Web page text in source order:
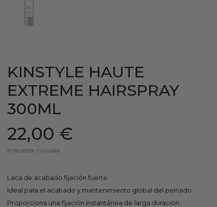
KINSTYLE HAUTE
EXTREME HAIRSPRAY
300ML
22,00 €
Impuestos incluidos
Laca de acabado fijación fuerte
Ideal para el acabado y mantenimiento global del peinado.
Proporciona una fijación instantánea de larga duración